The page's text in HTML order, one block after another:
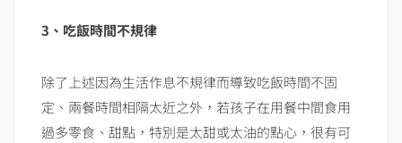
3、吃飯時間不規律
除了上述因為生活作息不規律而導致吃飯時間不固
定、兩餐時間相隔太近之外，若孩子在用餐中間食用
過多零食、甜點，特別是太甜或太油的點心，很有可